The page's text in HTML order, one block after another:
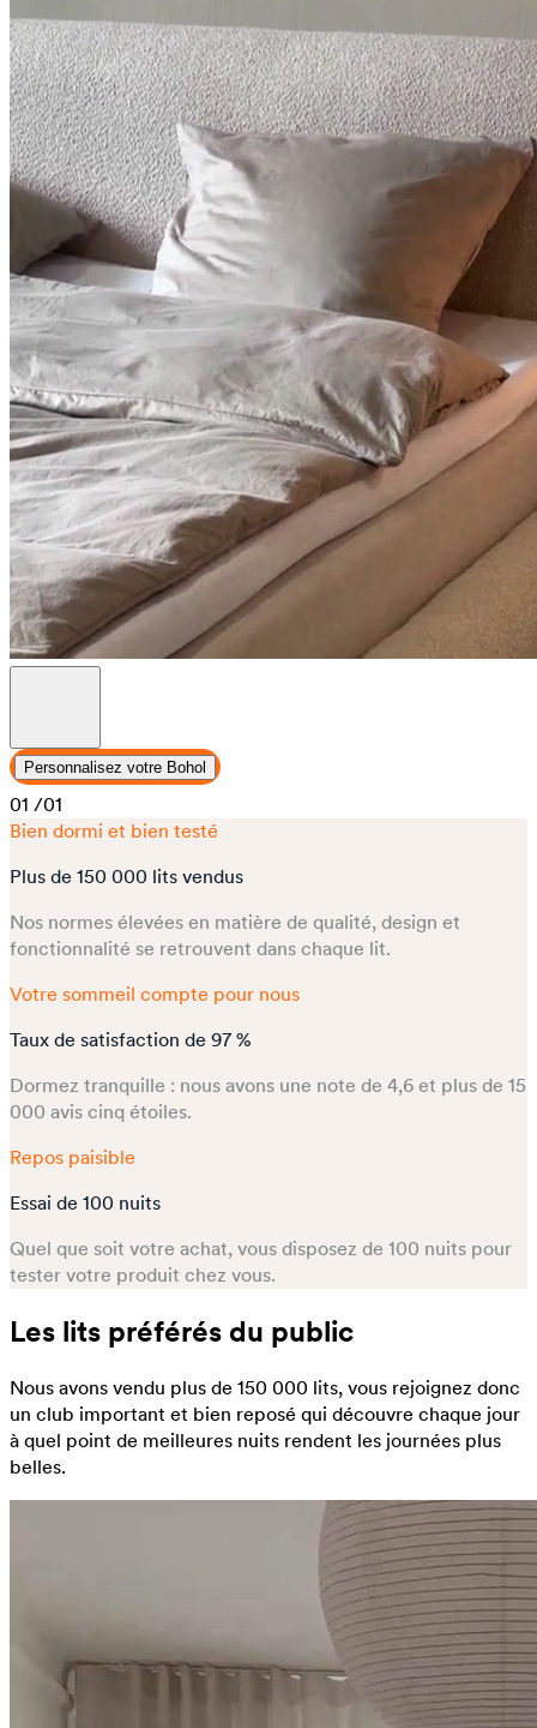
Personnalisez votre Bohol
01 /01
Bien dormi et bien testé
Plus de 150 000 lits vendus
Nos normes élevées en matière de qualité, design et
fonctionnalité se retrouvent dans chaque lit.
Votre sommeil compte pour nous
Taux de satisfaction de 97 %
Dormez tranquille : nous avons une note de 4,6 et plus de 15
000 avis cinq étoiles.
Repos paisible
Essai de 100 nuits
Quel que soit votre achat, vous disposez de 100 nuits pour
tester votre produit chez vous.
Les lits préférés du public
Nous avons vendu plus de 150 000 lits, vous rejoignez donc
un club important et bien reposé qui découvre chaque jour
à quel point de meilleures nuits rendent les journées plus
belles.